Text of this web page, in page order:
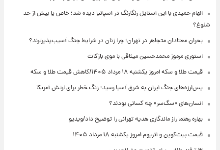
الهام حمیدی با این استایل رنگارنگ در اسپانیا دیده شد؛ خاص یا بیش از حد
شلوغ؟
بحران معتادان متجاهر در تهران؛ چرا زنان در شرایط جنگ آسیب‌پذیرترند؟
استوری مرموز محمدحسین میثاقی با موی بازکات
قیمت طلا و سکه امروز یکشنبه ۱۸ مرداد ۱۴۰۵/کاهش قیمت طلا و سکه
پس‌لرزه‌های جنگ ایران به شرق آسیا رسید؛ زنگ خطر برای ارتش آمریکا
انسان‌های «سگ‌سر» چه کسانی بودند؟
بهاره رهنما راز ماندگاری هدیه تهرانی را توضیح داد/ویدیو
قیمت بیت‌کوین و اتریوم امروز یکشنبه ۱۸ مرداد ۱۴۰۵